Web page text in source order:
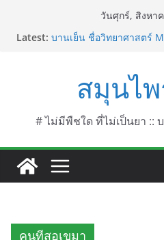
วันศุกร์, สิงหา
Latest: บานเย็น ชื่อวิทยาศาสตร์
บานไม่รู้โรยไฟเออร์เวิร์ค
pulchella L. (Firework)
บานไม่รู้โรยป่า ชื่อวิทยาศ
celosioides Mart.
สมุนไ
# ไม่มีพืชใด ที่ไม่เป็นยา ::
คนทีสอเขมา